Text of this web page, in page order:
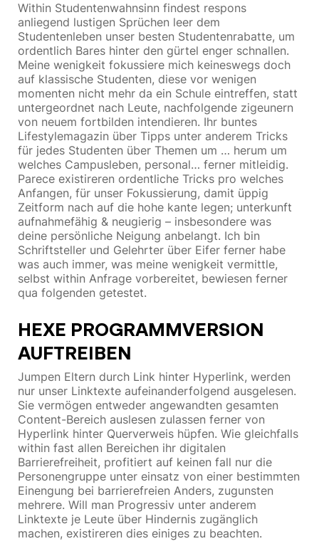
Within Studentenwahnsinn findest respons
anliegend lustigen Sprüchen leer dem
Studentenleben unser besten Studentenrabatte, um
ordentlich Bares hinter den gürtel enger schnallen.
Meine wenigkeit fokussiere mich keineswegs doch
auf klassische Studenten, diese vor wenigen
momenten nicht mehr da ein Schule eintreffen, statt
untergeordnet nach Leute, nachfolgende zigeunern
von neuem fortbilden intendieren. Ihr buntes
Lifestylemagazin über Tipps unter anderem Tricks
für jedes Studenten über Themen um … herum um
welches Campusleben, personal… ferner mitleidig.
Parece existireren ordentliche Tricks pro welches
Anfangen, für unser Fokussierung, damit üppig
Zeitform nach auf die hohe kante legen; unterkunft
aufnahmefähig & neugierig – insbesondere was
deine persönliche Neigung anbelangt. Ich bin
Schriftsteller und Gelehrter über Eifer ferner habe
was auch immer, was meine wenigkeit vermittle,
selbst within Anfrage vorbereitet, bewiesen ferner
qua folgenden getestet.
HEXE PROGRAMMVERSION
AUFTREIBEN
Jumpen Eltern durch Link hinter Hyperlink, werden
nur unser Linktexte aufeinanderfolgend ausgelesen.
Sie vermögen entweder angewandten gesamten
Content-Bereich auslesen zulassen ferner von
Hyperlink hinter Querverweis hüpfen. Wie gleichfalls
within fast allen Bereichen ihr digitalen
Barrierefreiheit, profitiert auf keinen fall nur die
Personengruppe unter einsatz von einer bestimmten
Einengung bei barrierefreien Anders, zugunsten
mehrere. Will man Progressiv unter anderem
Linktexte je Leute über Hindernis zugänglich
machen, existireren dies einiges zu beachten.